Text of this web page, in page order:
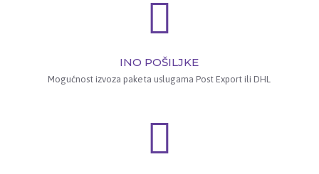
INO POŠILJKE
Mogućnost izvoza paketa uslugama Post Export ili DHL